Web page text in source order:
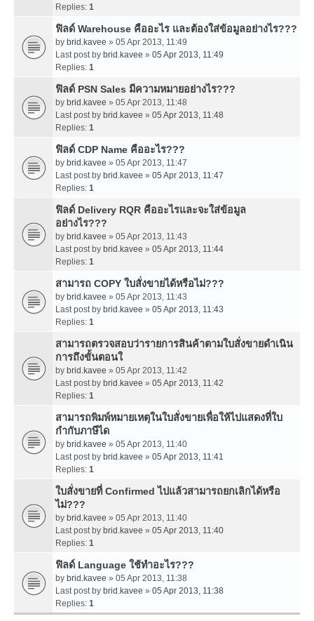
Replies: 1
ฟิลด์ Warehouse คืออะไร และต้องใส่ข้อมูลอย่างไร???
by brid.kavee » 05 Apr 2013, 11:49
Last post by brid.kavee » 05 Apr 2013, 11:49
Replies: 1
ฟิลด์ PSN Sales มีความหมายอย่างไร???
by brid.kavee » 05 Apr 2013, 11:48
Last post by brid.kavee » 05 Apr 2013, 11:48
Replies: 1
ฟิลด์ CDP Name คืออะไร???
by brid.kavee » 05 Apr 2013, 11:47
Last post by brid.kavee » 05 Apr 2013, 11:47
Replies: 1
ฟิลด์ Delivery RQR คืออะไรและจะใส่ข้อมูล
อย่างไร???
by brid.kavee » 05 Apr 2013, 11:43
Last post by brid.kavee » 05 Apr 2013, 11:44
Replies: 1
สามารถ COPY ใบสั่งขายได้หรือไม่???
by brid.kavee » 05 Apr 2013, 11:43
Last post by brid.kavee » 05 Apr 2013, 11:43
Replies: 1
สามารถตรวจสอบว่ารายการสินค้าตามใบสั่งขายดำเนิน
การถึงขั้นตอนใ
by brid.kavee » 05 Apr 2013, 11:42
Last post by brid.kavee » 05 Apr 2013, 11:42
Replies: 1
สามารถพิมพ์หมายเหตุในใบสั่งขายเพื่อให้ไปแสดงที่ใบ
กำกับภาษีได
by brid.kavee » 05 Apr 2013, 11:40
Last post by brid.kavee » 05 Apr 2013, 11:41
Replies: 1
ใบสั่งขายที่ Confirmed ไปแล้วสามารถยกเลิกได้หรือ
ไม่???
by brid.kavee » 05 Apr 2013, 11:40
Last post by brid.kavee » 05 Apr 2013, 11:40
Replies: 1
ฟิลด์ Language ใช้ทำอะไร???
by brid.kavee » 05 Apr 2013, 11:38
Last post by brid.kavee » 05 Apr 2013, 11:38
Replies: 1